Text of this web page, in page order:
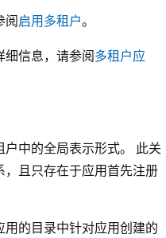
阅启用多租户。
细信息，请参阅多租户应
户中的全局表示形式。 此关
且只存在于应用首先注册
用的目录中针对应用创建的